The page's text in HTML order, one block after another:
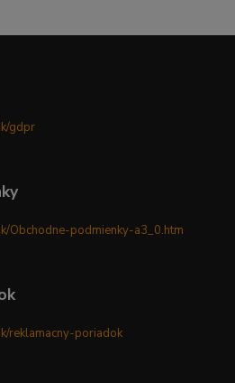
gdpr
Obchodne-podmienky-a3_0.htm
reklamacny-poriadok